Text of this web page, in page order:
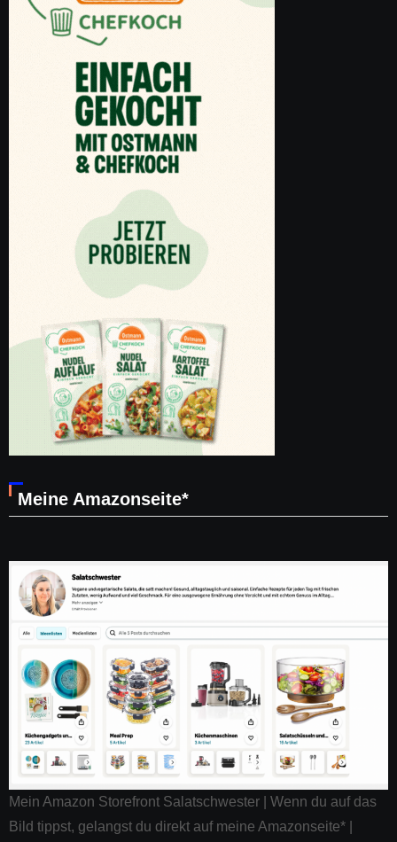
Meine Amazonseite*
Mein Amazon Storefront Salatschwester | Wenn du auf das
Bild tippst, gelangst du direkt auf meine Amazonseite* |